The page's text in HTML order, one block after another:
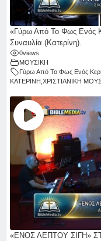
«Γύρω Από Το Φως Ενός
Συναυλία (Κατερίνη).
0views
ΜΟΥΣΙΚΗ
Γύρω Από Το Φως Ενός
ΚΑΤΕΡΙΝΗ ΧΡΙΣΤΙΑΝΙΚΗ
«ΕΝΟΣ ΛΕΠΤΟΥ ΣΙΓΗ»